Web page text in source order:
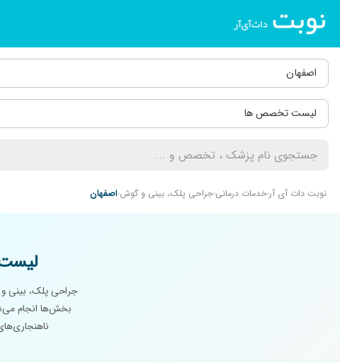
اصفهان
لیست تخصص ها
نوبت دات آی آرخدمات درمانی جراحی پلک، بینی و گوش اصفهان
جراحی پلک، بینی
بخش‌ها انجام